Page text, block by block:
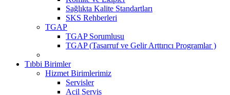
Sağlıkta Kalite Standartları
SKS Rehberleri
TGAP
TGAP Sorumlusu
TGAP (Tasarruf ve Gelir Arttırıcı Programlar )
Tıbbi Birimler
Hizmet Birimlerimiz
Servisler
Acil Servis